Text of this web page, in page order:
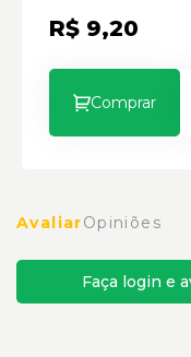
R$ 9,20
Comprar
AvaliarOpiniões
Faça login e